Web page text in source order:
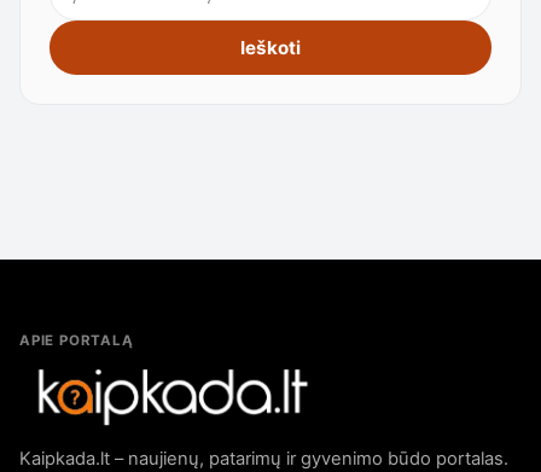
Ieškoti
APIE PORTALĄ
Kaipkada.lt – naujienų, patarimų ir gyvenimo būdo portalas.